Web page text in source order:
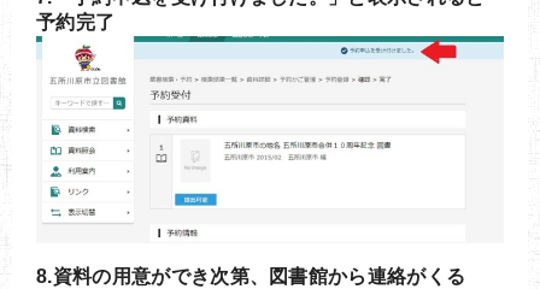
予約完了
8.資料の用意ができ次第、図書館から連絡がくる